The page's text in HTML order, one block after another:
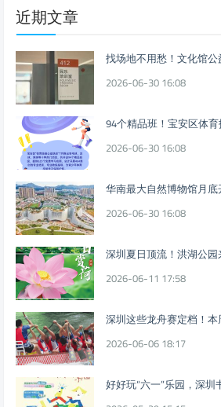
近期文章
找场地不用愁！文化馆公
2026-06-30 16:08
94个精品班！宝安区体
2026-06-30 16:08
华南最大自然博物馆月底
2026-06-30 16:08
深圳夏日顶流！洪湖公园
2026-06-11 17:58
深圳这些龙舟赛定档！本
2026-06-06 18:17
好好玩“六一”乐园，深圳